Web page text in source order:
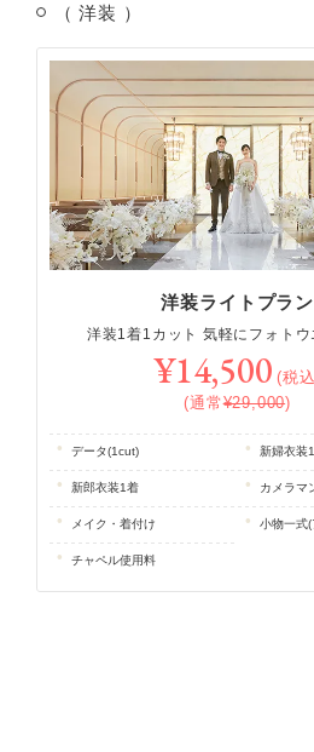
（ 洋装 ）
洋装ライトプラン
洋装1着1カット 気軽にフォト
¥14,500 (税
(通常¥29,000)
データ(1cut) 新婦衣装
新郎衣装1着 カメラマ
メイク・着付け 小物一式
チャペル使用料